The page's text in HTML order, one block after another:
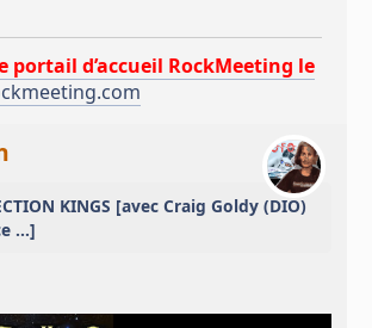
portail d’accueil RockMeeting le
KINGS [avec Craig Goldy (DIO)
...]